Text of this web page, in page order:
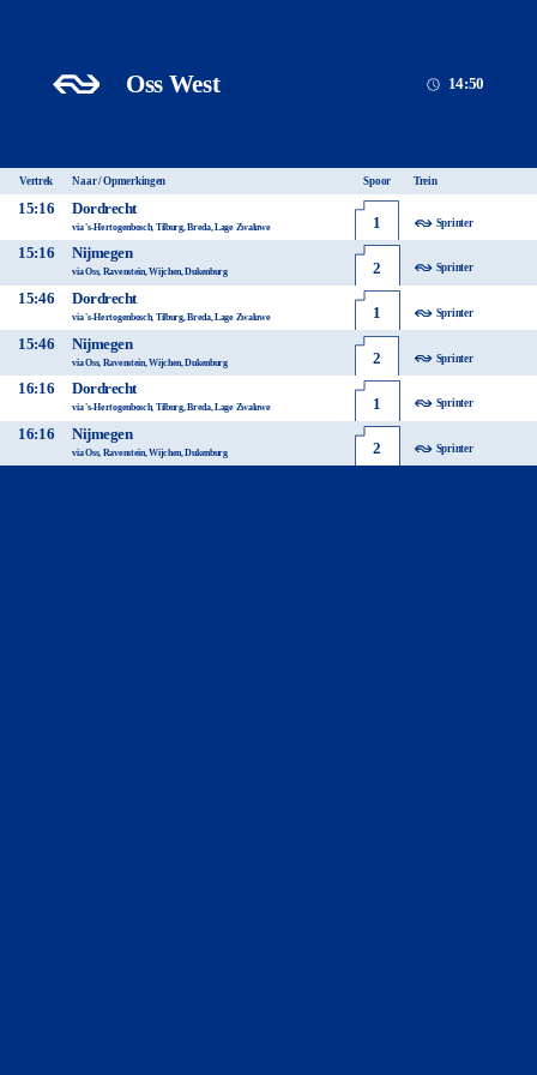
Oss West 14:50
Vertrek Naar / Opmerkingen Spoor Trein
15:16 Dordrecht
via 's-Hertogenbosch, Tilburg, Breda, Lage Zwaluwe 1 Sprinter
15:16 Nijmegen
via Oss, Ravenstein, Wijchen, Dukenburg 2 Sprinter
15:46 Dordrecht
via 's-Hertogenbosch, Tilburg, Breda, Lage Zwaluwe 1 Sprinter
15:46 Nijmegen
via Oss, Ravenstein, Wijchen, Dukenburg 2 Sprinter
16:16 Dordrecht
via 's-Hertogenbosch, Tilburg, Breda, Lage Zwaluwe 1 Sprinter
16:16 Nijmegen
via Oss, Ravenstein, Wijchen, Dukenburg 2 Sprinter